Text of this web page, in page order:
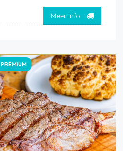
Meer info
PREMIUM